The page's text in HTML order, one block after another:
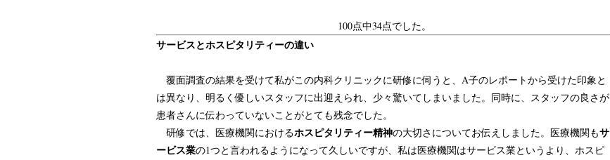
100点中34点でした。
サービスとホスピタリティーの違い
覆面調査の結果を受けて私がこの内科クリニックに研修に伺うと、A子のレポートから受けた印象と
は異なり、明るく優しいスタッフに出迎えられ、少々驚いてしまいました。同時に、スタッフの良さが
患者さんに伝わっていないことがとても残念でした。
研修では、医療機関におけるホスピタリティー精神の大切さについてお伝えしました。医療機関もサ
ービス業の1つと言われるようになって久しいですが、私は医療機関はサービス業というより、ホスピ